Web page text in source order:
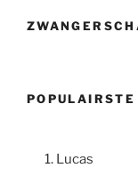
Lucas